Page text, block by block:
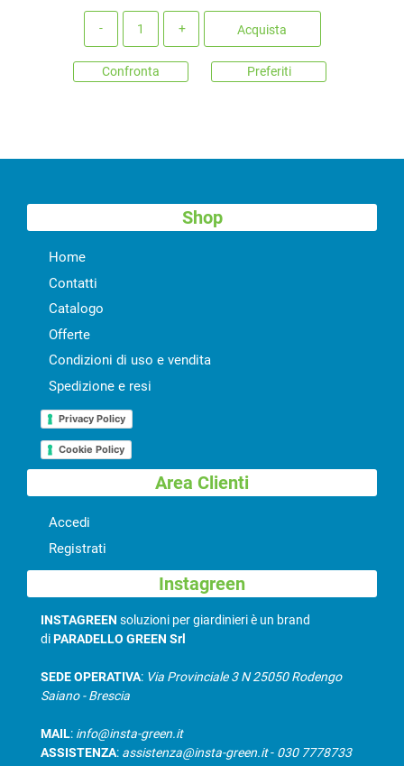
Acquista
Confronta Preferiti
Shop
Home
Contatti
Catalogo
Offerte
Condizioni di uso e vendita
Spedizione e resi
Privacy Policy
Cookie Policy
Area Clienti
Accedi
Registrati
Instagreen
INSTAGREEN soluzioni per giardinieri è un brand
diPARADELLO GREEN Srl
SEDE OPERATIVA: Via Provinciale 3 N 25050 Rodengo
Saiano - Brescia
MAIL: info@insta-green.it
ASSISTENZA: assistenza@insta-green.it- 030 7778733